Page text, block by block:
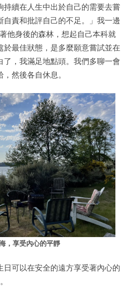
續在人生中出於自己的需要去嘗
責和批評自己的不足。」我一邊
他身後的森林，想起自己本科就
最佳狀態，是多麼願意嘗試並在
，我滿足地點頭。我們多聊一會
然後各自休息。
，享受內心的平靜
可以在安全的遠方享受著內心的